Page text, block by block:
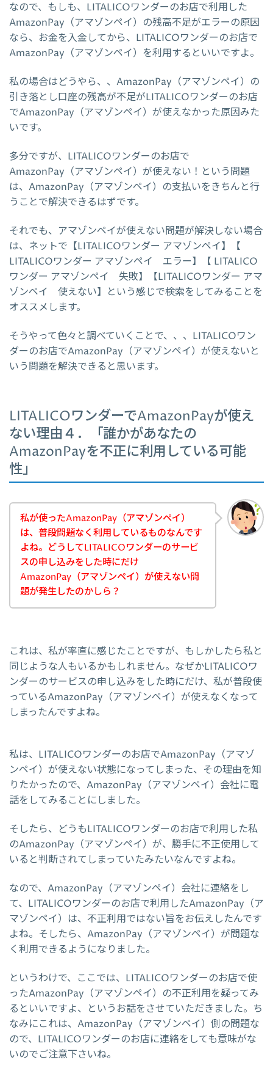
なので、もしも、LITALICOワンダーのお店で利用した
AmazonPay（アマゾンペイ）の残高不足がエラーの原因
なら、お金を入金してから、LITALICOワンダーのお店で
AmazonPay（アマゾンペイ）を利用するといいですよ。
私の場合はどうやら、、AmazonPay（アマゾンペイ）の
引き落とし口座の残高が不足がLITALICOワンダーのお店
でAmazonPay（アマゾンペイ）が使えなかった原因みた
いです。
多分ですが、LITALICOワンダーのお店で
AmazonPay（アマゾンペイ）が使えない！という問題
は、AmazonPay（アマゾンペイ）の支払いをきちんと行
うことで解決できるはずです。
それでも、アマゾンペイが使えない問題が解決しない場合
は、ネットで【LITALICOワンダー アマゾンペイ】【
LITALICOワンダー アマゾンペイ エラー】【 LITALICO
ワンダー アマゾンペイ 失敗】【LITALICOワンダー アマ
ゾンペイ 使えない】という感じで検索をしてみることを
オススメします。
そうやって色々と調べていくことで、、、LITALICOワン
ダーのお店でAmazonPay（アマゾンペイ）が使えないと
いう問題を解決できると思います。
LITALICOワンダーでAmazonPayが使え
ない理由４．「誰かがあなたの
AmazonPayを不正に利用している可能
性」
私が使ったAmazonPay（アマゾンペイ）
は、普段問題なく利用しているものなんです
よね。どうしてLITALICOワンダーのサービ
スの申し込みをした時にだけ
AmazonPay（アマゾンペイ）が使えない問
題が発生したのかしら？
これは、私が率直に感じたことですが、もしかしたら私と
同じような人もいるかもしれません。なぜかLITALICOワ
ンダーのサービスの申し込みをした時にだけ、私が普段使
っているAmazonPay（アマゾンペイ）が使えなくなって
しまったんですよね。
私は、LITALICOワンダーのお店でAmazonPay（アマゾ
ンペイ）が使えない状態になってしまった、その理由を知
りたかったので、AmazonPay（アマゾンペイ）会社に電
話をしてみることにしました。
そしたら、どうもLITALICOワンダーのお店で利用した私
のAmazonPay（アマゾンペイ）が、勝手に不正使用して
いると判断されてしまっていたみたいなんですよね。
なので、AmazonPay（アマゾンペイ）会社に連絡をし
て、LITALICOワンダーのお店で利用したAmazonPay（ア
マゾンペイ）は、不正利用ではない旨をお伝えしたんです
よね。そしたら、AmazonPay（アマゾンペイ）が問題な
く利用できるようになりました。
というわけで、ここでは、LITALICOワンダーのお店で使
ったAmazonPay（アマゾンペイ）の不正利用を疑ってみ
るといいですよ、というお話をさせていただきました。ち
なみにこれは、AmazonPay（アマゾンペイ）側の問題な
ので、LITALICOワンダーのお店に連絡をしても意味がな
いのでご注意下さいね。